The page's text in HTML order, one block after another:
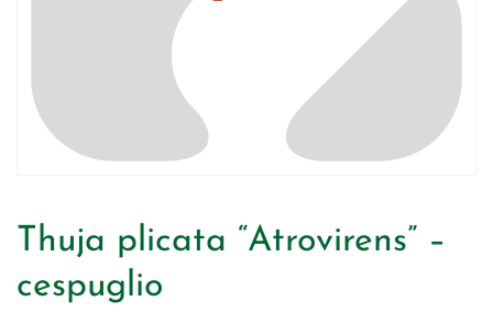
Thuja plicata “Atrovirens” –
cespuglio